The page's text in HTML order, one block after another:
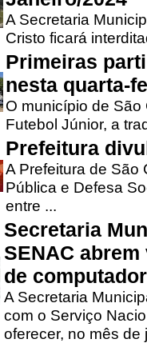
A Secretaria
Cristo ficará
Primeiras
nesta quarta-
O município de
Futebol Júnior, a
Prefeitura
A Prefeitura de São
Pública e Defesa
entre ...
Secretaria
SENAC
de
A Secretaria
com o Serviço
oferecer, no mês de